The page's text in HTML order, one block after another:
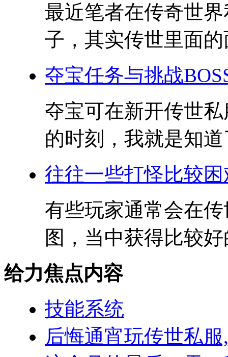
最近笔者在传奇世
子，其实传世里面
夺宝任务与挑战
夺宝可在新开传世
的时刻，我就是知
往往一些打怪比较
有些玩家通常会在
图，当中获得比较
给力焦点内容
技能系统
后悔通宵玩传世私